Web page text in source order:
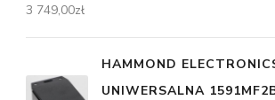
3 749,00zł
HAMMOND
UNIWERSALNA